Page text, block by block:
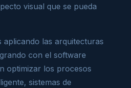
visual que se pueda
aplicando las arquitecturas
con el software
optimizar los procesos
sistemas de